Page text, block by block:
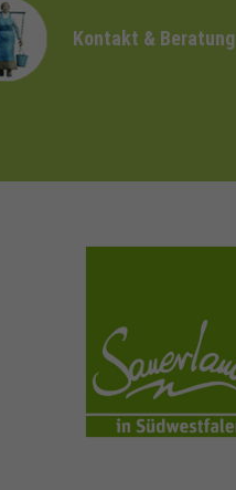
Kontakt & Beratung
sauerland.com